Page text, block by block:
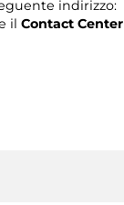
indirizzo:
il Contact Center